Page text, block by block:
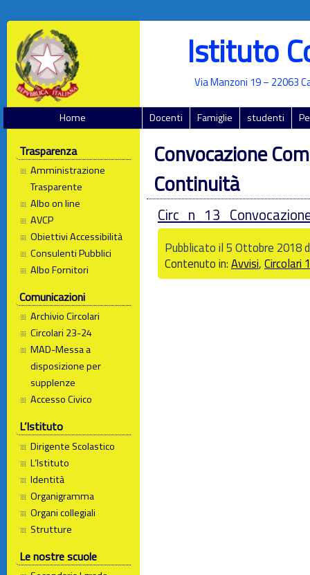
Istituto
Via Manzoni 19 – 22063
Home Docenti Famiglie studenti
Trasparenza
Amministrazione
Trasparente
Albo on line
AVCP
Obiettivi Accessibilità
Consulenti Pubblici
Albo Fornitori
Comunicazioni
Archivio Circolari
Circolari 23-24
MAD-Messa a
disposizione per
supplenze
Accesso Civico
L’Istituto
Dirigente Scolastico
L’Istituto
Identità
Organigramma
Organi collegiali
Strutture
Le nostre scuole
Convocazione
Continuità
Pubblicato il 5 Ottobre 2018
Contenuto in: Avvisi, Circolari